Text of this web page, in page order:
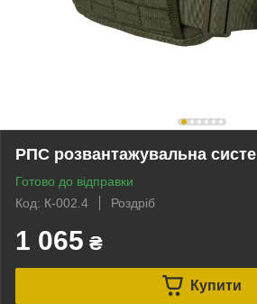
РПС розвантажувальна
Готово до відправки
Код: К-002.4
Роздріб
1 065 ₴
Купити